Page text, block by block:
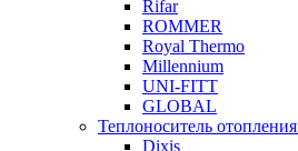
Rifar
ROMMER
Royal Thermo
Millennium
UNI-FITT
GLOBAL
Теплоноситель отопления
Dixis